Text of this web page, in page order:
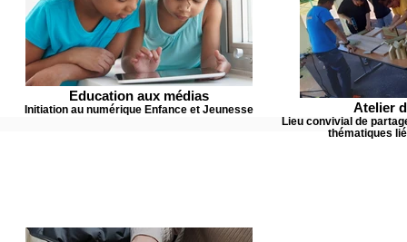
Education aux médias
Initiation au numérique Enfance et Jeunesse Atelier
Lieu convivial de
thématiques